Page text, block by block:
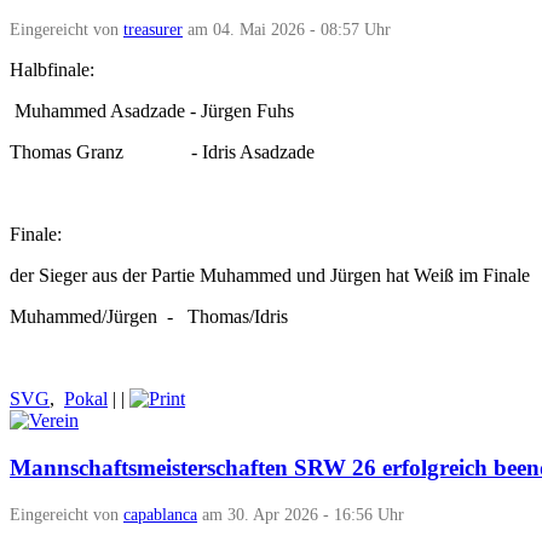
Eingereicht von treasurer am 04. Mai 2026 - 08:57 Uhr
Halbfinale:
Muhammed Asadzade - Jürgen Fuhs
Thomas Granz - Idris Asadzade
Finale:
der Sieger aus der Partie Muhammed und Jürgen hat Weiß im Finale
Muhammed/Jürgen - Thomas/Idris
SVG, Pokal | |
Mannschaftsmeisterschaften SRW 26 erfolgreich
Eingereicht von capablanca am 30. Apr 2026 - 16:56 Uhr